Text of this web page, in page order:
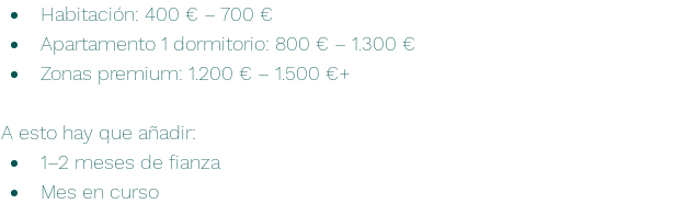
Habitación: 400 € – 700 €
Apartamento 1 dormitorio: 800 € – 1.300 €
Zonas premium: 1.200 € – 1.500 €+
A esto hay que añadir:
1–2 meses de fianza
Mes en curso